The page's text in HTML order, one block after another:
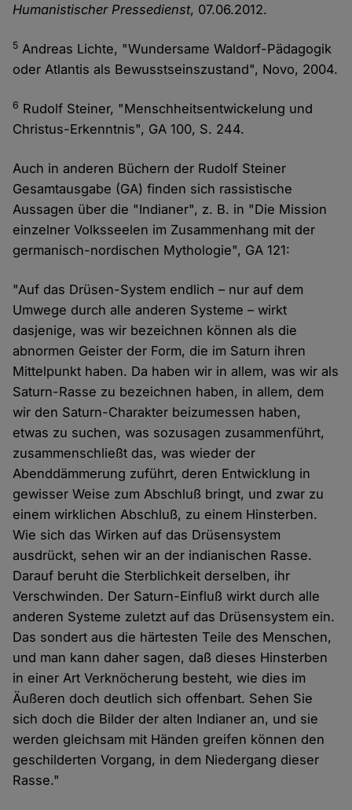
Humanistischer Pressedienst, 07.06.2012.
5 Andreas Lichte, "Wundersame Waldorf-Pädagogik
oder Atlantis als Bewusstseinszustand", Novo, 2004.
6 Rudolf Steiner, "Menschheitsentwickelung und
Christus-Erkenntnis", GA 100, S. 244.
Auch in anderen Büchern der Rudolf Steiner
Gesamtausgabe (GA) finden sich rassistische
Aussagen über die "Indianer", z. B. in "Die Mission
einzelner Volksseelen im Zusammenhang mit der
germanisch-nordischen Mythologie", GA 121:
"Auf das Drüsen-System endlich – nur auf dem
Umwege durch alle anderen Systeme – wirkt
dasjenige, was wir bezeichnen können als die
abnormen Geister der Form, die im Saturn ihren
Mittelpunkt haben. Da haben wir in allem, was wir als
Saturn-Rasse zu bezeichnen haben, in allem, dem
wir den Saturn-Charakter beizumessen haben,
etwas zu suchen, was sozusagen zusammenführt,
zusammenschließt das, was wieder der
Abenddämmerung zuführt, deren Entwicklung in
gewisser Weise zum Abschluß bringt, und zwar zu
einem wirklichen Abschluß, zu einem Hinsterben.
Wie sich das Wirken auf das Drüsensystem
ausdrückt, sehen wir an der indianischen Rasse.
Darauf beruht die Sterblichkeit derselben, ihr
Verschwinden. Der Saturn-Einfluß wirkt durch alle
anderen Systeme zuletzt auf das Drüsensystem ein.
Das sondert aus die härtesten Teile des Menschen,
und man kann daher sagen, daß dieses Hinsterben
in einer Art Verknöcherung besteht, wie dies im
Äußeren doch deutlich sich offenbart. Sehen Sie
sich doch die Bilder der alten Indianer an, und sie
werden gleichsam mit Händen greifen können den
geschilderten Vorgang, in dem Niedergang dieser
Rasse."